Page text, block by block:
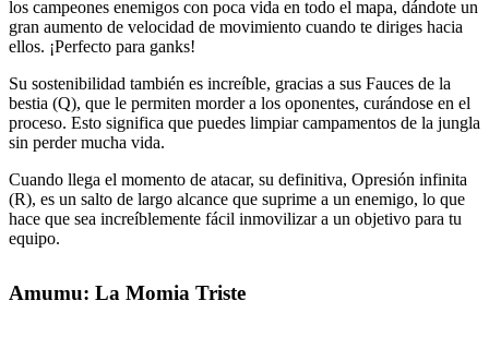
los campeones enemigos con poca vida en todo el mapa, dándote un
gran aumento de velocidad de movimiento cuando te diriges hacia
ellos. ¡Perfecto para ganks!
Su sostenibilidad también es increíble, gracias a sus Fauces de la
bestia (Q), que le permiten morder a los oponentes, curándose en el
proceso. Esto significa que puedes limpiar campamentos de la jungla
sin perder mucha vida.
Cuando llega el momento de atacar, su definitiva, Opresión infinita
(R), es un salto de largo alcance que suprime a un enemigo, lo que
hace que sea increíblemente fácil inmovilizar a un objetivo para tu
equipo.
Amumu: La Momia Triste